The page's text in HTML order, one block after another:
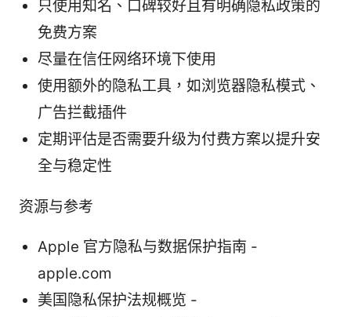
只使用知名、口碑较好且有明确隐私政策的
免费方案
尽量在信任网络环境下使用
使用额外的隐私工具，如浏览器隐私模式、
广告拦截插件
定期评估是否需要升级为付费方案以提升安
全与稳定性
资源与参考
Apple 官方隐私与数据保护指南 -
apple.com
美国隐私保护法规概览 -